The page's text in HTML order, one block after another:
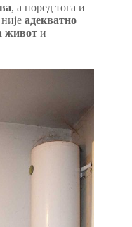
, а поред тога и
адекватно
живот и